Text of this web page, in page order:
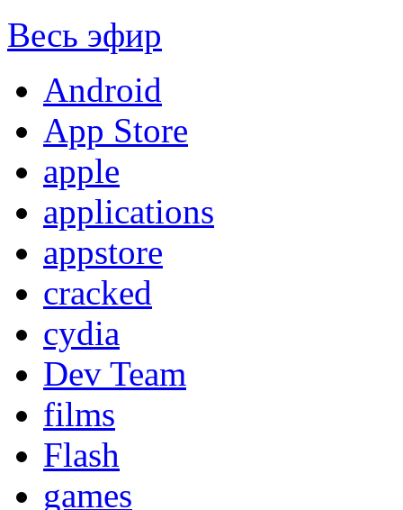
Весь эфир
Android
App Store
apple
applications
appstore
cracked
cydia
Dev Team
films
Flash
games